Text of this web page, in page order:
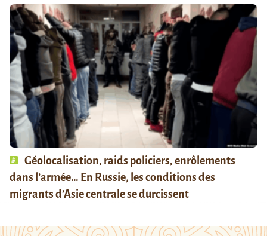
Géolocalisation, raids policiers, enrôlements
dans l’armée… En Russie, les conditions des
migrants d’Asie centrale se durcissent